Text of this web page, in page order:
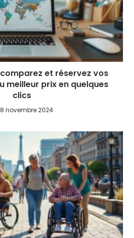
et réservez vos
meilleur prix en quelques
clics
novembre 2024